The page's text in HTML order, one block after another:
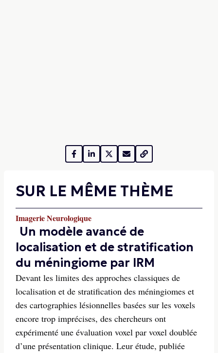
SUR LE MÊME THÈME
Imagerie Neurologique
Un modèle avancé de
localisation et de stratification
du méningiome par IRM
Devant les limites des approches classiques de
localisation et de stratification des méningiomes et
des cartographies lésionnelles basées sur les voxels
encore trop imprécises, des chercheurs ont
expérimenté une évaluation voxel par voxel doublée
d’une présentation clinique. Leur étude, publiée